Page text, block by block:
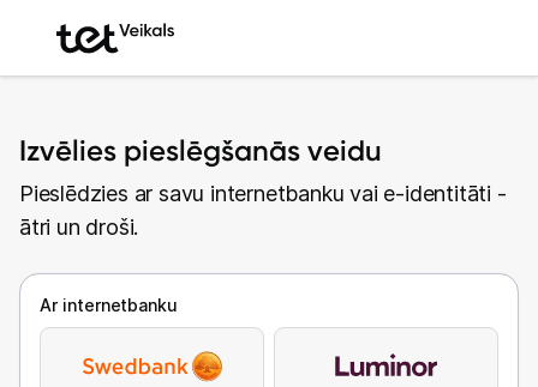
Izvēlies pieslēgšanās veidu
Pieslēdzies ar savu internetbanku vai e-identitāti -
ātri un droši.
Ar internetbanku